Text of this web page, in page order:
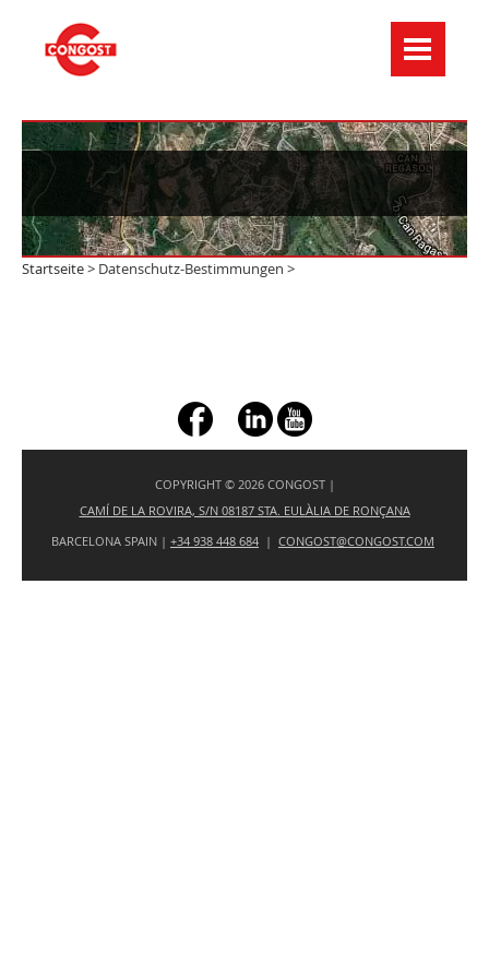
Startseite> Datenschutz-Bestimmungen >
+ç
COPYRIGHT © 2026 CONGOST |
CAMÍ DE LA ROVIRA, S/N 08187 STA. EULÀLIA DE RONÇANA
BARCELONA SPAIN | +34 938 448 684 | CONGOST@CONGOST.COM